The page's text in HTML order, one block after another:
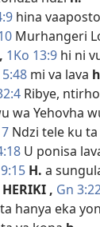
hina
Murhangeri
, 1Ko 13:9 hi ni
mi va lava
Ribye,
wa Yehovha
Ndzi tele ku ta
U ponisa
H. a
, Gn
hanya eka